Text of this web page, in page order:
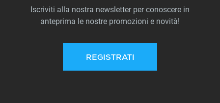
Iscriviti alla nostra newsletter per conoscere in
anteprima le nostre promozioni e novità!
REGISTRATI